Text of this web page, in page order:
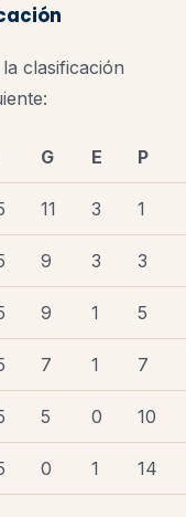
clasificación
G E P
11 3 1
9 3 3
9 1 5
7 1 7
5 0 10
0 1 14